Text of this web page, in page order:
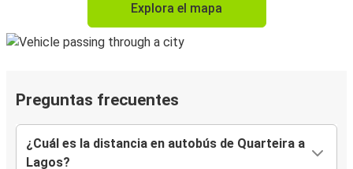
Explora el mapa
Preguntas frecuentes
¿Cuál es la distancia en autobús de Quarteira a
Lagos?